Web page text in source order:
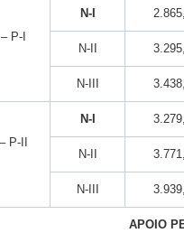
P-I
N-I
N-II
N-III
P-II
N-I
N-II
N-III
APOIO